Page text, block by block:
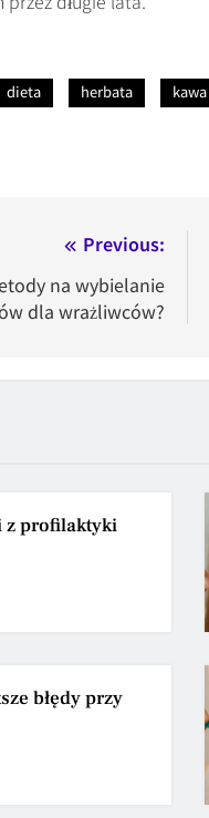
dieta herbata kawa
Previous:
na wybielanie
dla wrażliwców?
z profilaktyki
błędy przy